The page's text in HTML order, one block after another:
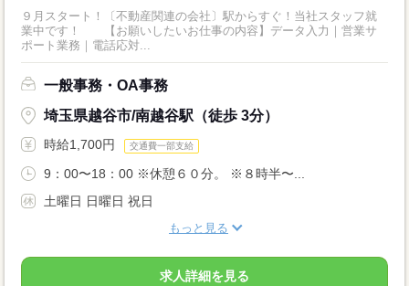
９月スタート！〔不動産関連の会社〕駅からすぐ！当社スタッフ就
業中です！ 【お願いしたいお仕事の内容】データ入力｜営業サ
ポート業務｜電話応対...
一般事務・OA事務
埼玉県越谷市/南越谷駅（徒歩 3分）
時給1,700円 交通費一部支給
9：00〜18：00 ※休憩６０分。 ※８時半〜...
土曜日 日曜日 祝日
もっと見る
求人詳細を見る